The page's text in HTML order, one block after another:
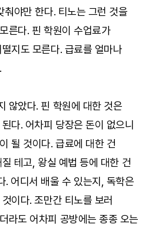
야만 한다. 티노는 그런 것을
른다. 핀 학원이 수업료가
지도 모른다. 급료를 얼마나
않았다. 핀 학원에 대한 것은
다. 어차피 당장은 돈이 없으니
될 것이다. 급료에 대한 건
테고, 왕실 예법 등에 대한 건
. 어디서 배울 수 있는지, 독학은
이다. 조만간 티노를 보러
라도 어차피 공방에는 종종 오는